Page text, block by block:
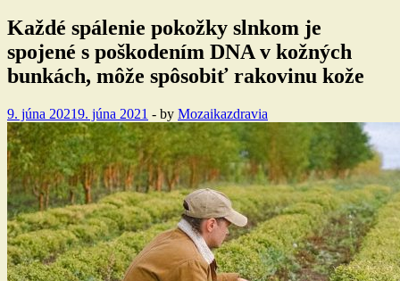
Každé spálenie pokožky slnkom je
spojené s poškodením DNA v kožných
bunkách, môže spôsobiť rakovinu kože
9. júna 20219. júna 2021 - by Mozaikazdravia